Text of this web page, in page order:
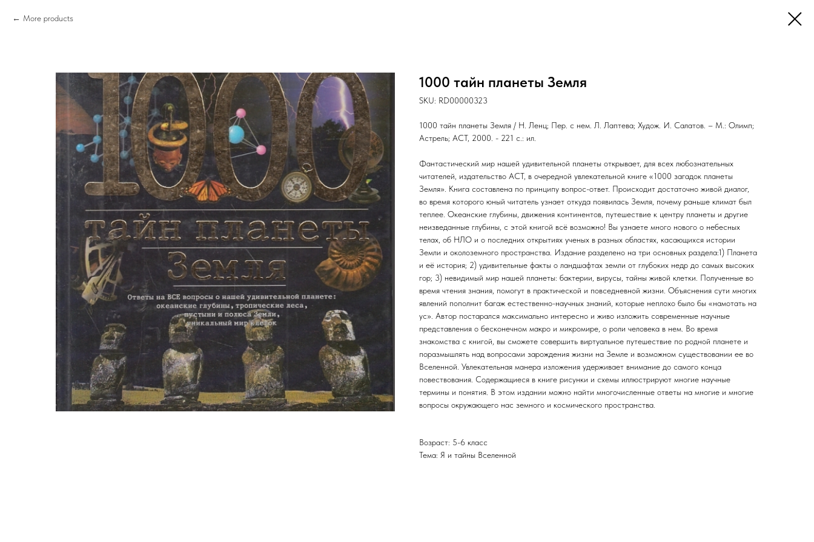
More products
1000 тайн планеты Земля
SKU: RD00000323
1000 тайн планеты Земля / Н. Ленц; Пер. с нем. Л. Лаптева; Худож. И. Салатов. – М.: Олимп;
Астрель; АСТ, 2000. - 221 с.: ил.
Фантастический мир нашей удивительной планеты открывает, для всех любознательных
читателей, издательство ACT, в очередной увлекательной книге «1000 загадок планеты
Земля». Книга составлена по принципу вопрос-ответ. Происходит достаточно живой диалог,
во время которого юный читатель узнает откуда появилась Земля, почему раньше климат был
теплее. Океанские глубины, движения континентов, путешествие к центру планеты и другие
неизведанные глубины, с этой книгой всё возможно! Вы узнаете много нового о небесных
телах, об НЛО и о последних открытиях ученых в разных областях, касающихся истории
Земли и околоземного пространства. Издание разделено на три основных раздела:1) Планета
и её история; 2) удивительные факты о ландшафтах земли от глубоких недр до самых высоких
гор; 3) невидимый мир нашей планеты: бактерии, вирусы, тайны живой клетки. Полученные во
время чтения знания, помогут в практической и повседневной жизни. Объяснения сути многих
явлений пополнит багаж естественно-научных знаний, которые неплохо было бы «намотать на
ус». Автор постарался максимально интересно и живо изложить современные научные
представления о бесконечном макро и микромире, о роли человека в нем. Во время
знакомства с книгой, вы сможете совершить виртуальное путешествие по родной планете и
поразмышлять над вопросами зарождения жизни на Земле и возможном существовании ее во
Вселенной. Увлекательная манера изложения удерживает внимание до самого конца
повествования. Содержащиеся в книге рисунки и схемы иллюстрируют многие научные
термины и понятия. В этом издании можно найти многочисленные ответы на многие и многие
вопросы окружающего нас земного и космического пространства.
Возраст: 5-6 класс
Тема: Я и тайны Вселенной